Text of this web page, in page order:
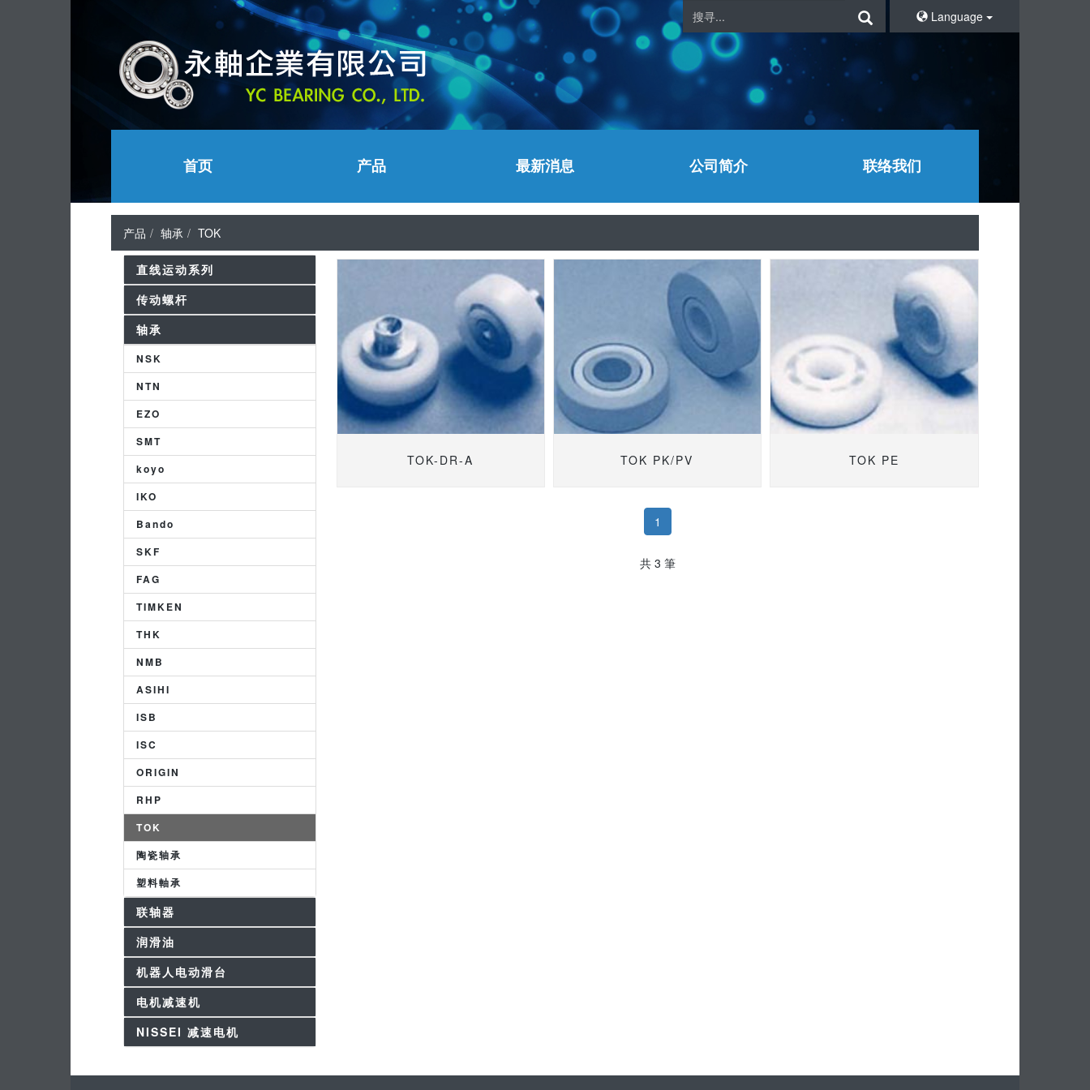
Language
首页 产品 最新消息 公司简介 联络我们
产品 轴承 TOK
直线运动系列
传动螺杆
轴承
NSK
NTN
EZO
SMT
koyo
IKO
Bando
SKF
FAG
TIMKEN
THK
NMB
ASIHI
ISB
ISC
ORIGIN
RHP
TOK
陶瓷轴承
塑料軸承
联轴器
润滑油
机器人电动滑台
电机减速机
NISSEI 减速电机
TOK-DR-A TOK PK/PV TOK PE
1
共 3 筆